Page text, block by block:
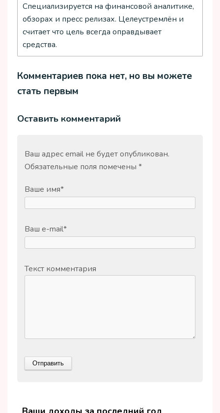
Специализируется на финансовой аналитике,
обзорах и пресс релизах. Целеустремлён и
считает что цель всегда оправдывает
средства.
Комментариев пока нет, но вы можете
стать первым
Оставить комментарий
Ваш адрес email не будет опубликован.
Обязательные поля помечены *
Ваше имя*
Ваш e-mail*
Текст комментария